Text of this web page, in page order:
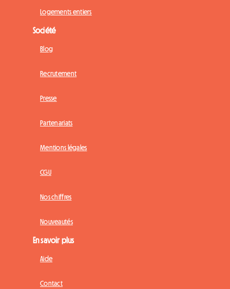
Logements entiers
Société
Blog
Recrutement
Presse
Partenariats
Mentions légales
CGU
Nos chiffres
Nouveautés
En savoir plus
Aide
Contact